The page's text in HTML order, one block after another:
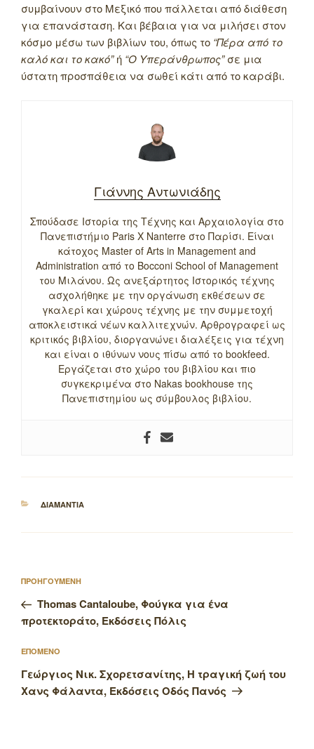
συμβαίνουν στο Μεξικό που πάλλεται από διάθεση
για επανάσταση. Και βέβαια για να μιλήσει στον
κόσμο μέσω των βιβλίων του, όπως το “Πέρα από το
καλό και το κακό”ή “Ο Υπεράνθρωπος”σε μια
ύστατη προσπάθεια να σωθεί κάτι από το καράβι.
Γιάννης Αντωνιάδης
Σπούδασε Ιστορία της Τέχνης και Αρχαιολογία στο
Πανεπιστήμιο Paris X Nanterre στο Παρίσι. Είναι
κάτοχος Master of Arts in Management and
Administration από το Bocconi School of Management
του Μιλάνου. Ως ανεξάρτητος Ιστορικός τέχνης
ασχολήθηκε με την οργάνωση εκθέσεων σε
γκαλερί και χώρους τέχνης με την συμμετοχή
αποκλειστικά νέων καλλιτεχνών. Αρθρογραφεί ως
κριτικός βιβλίου, διοργανώνει διαλέξεις για τέχνη
και είναι ο ιθύνων νους πίσω από το bookfeed.
Εργάζεται στο χώρο του βιβλίου και πιο
συγκεκριμένα στο Nakas bookhouse της
Πανεπιστημίου ως σύμβουλος βιβλίου.
ΚΑΤΗΓΟΡΙΕΣ
ΔΙΑΜΑΝΤΙΑ
άρθρων
Προηγούμενο
άρθρο
ΠΡΟΗΓΟΥΜΕΝΗ
Thomas Cantaloube, Φούγκα για ένα
προτεκτοράτο, Εκδόσεις Πόλις
Επόμενο
άρθρο
ΕΠΟΜΕΝΟ
Γεώργιος Νικ. Σχορετσανίτης, Η τραγική ζωή του
Χανς Φάλαντα, Εκδόσεις Οδός Πανός